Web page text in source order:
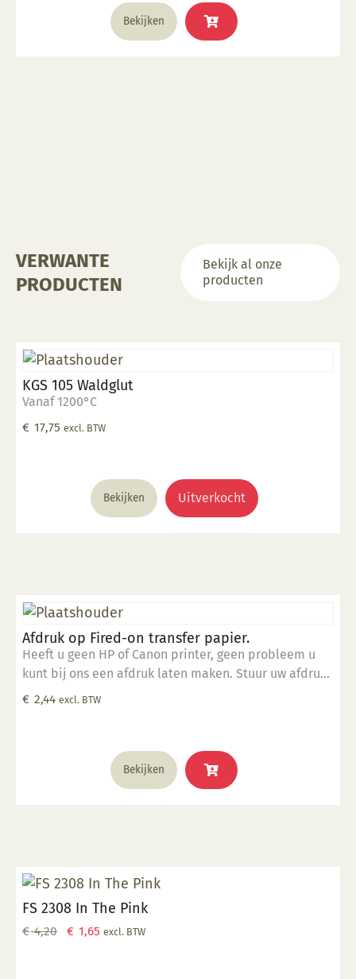
€ 0,83.
Bekijken
VERWANTE
PRODUCTEN
Bekijk al onze
producten
KGS 105 Waldglut
Vanaf 1200°C
€ 17,75 excl. BTW
Bekijken Uitverkocht
Afdruk op Fired-on transfer papier.
Heeft u geen HP of Canon printer, geen probleem u
kunt bij ons een afdruk laten maken. Stuur uw afdruk
in pdf formaat naar ons email adres en bestel dit
€ 2,44 excl. BTW
Bekijken
FS 2308 In The Pink
€4,20
Oorspronkelijke
€ 1,65 Huidige
excl. BTW